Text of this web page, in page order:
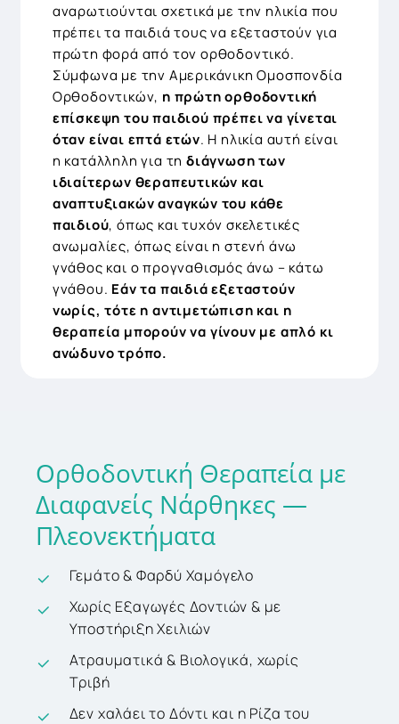
αναρωτιούνται σχετικά με την ηλικία που
πρέπει τα παιδιά τους να εξεταστούν για
πρώτη φορά από τον ορθοδοντικό.
Σύμφωνα με την Αμερικάνικη Ομοσπονδία
Ορθοδοντικών, η πρώτη ορθοδοντική
επίσκεψη του παιδιού πρέπει να γίνεται
όταν είναι επτά ετών. Η ηλικία αυτή είναι
η κατάλληλη για τηδιάγνωση των
ιδιαίτερων θεραπευτικών και
αναπτυξιακών αναγκών του κάθε
παιδιού, όπως και τυχόν σκελετικές
ανωμαλίες, όπως είναι η στενή άνω
γνάθος και ο προγναθισμός άνω – κάτω
γνάθου. Εάν τα παιδιά εξεταστούν
νωρίς, τότε η αντιμετώπιση και η
θεραπεία μπορούν να γίνουν με απλό κι
ανώδυνο τρόπο.
Ορθοδοντική Θεραπεία με
Διαφανείς Νάρθηκες —
Πλεονεκτήματα
Γεμάτο & Φαρδύ Χαμόγελο
Χωρίς Εξαγωγές Δοντιών & με
Υποστήριξη Χειλιών
Ατραυματικά & Βιολογικά, χωρίς
Τριβή
Δεν χαλάει το Δόντι και η Ρίζα του
Dr. ΚΩΝΣΤΑΝΤΙΝΟΣ
ΨΩΜΑΔΕΡΗΣ MD, DDS, PHD